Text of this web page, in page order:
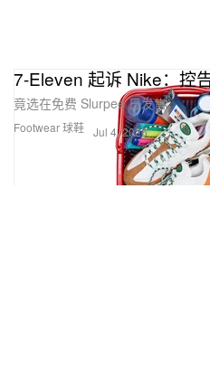
Footwear 球鞋
7‑Eleven 起诉 Nike：控
竟选在免费 Slurpee 日发售。
Jul 4, 2026